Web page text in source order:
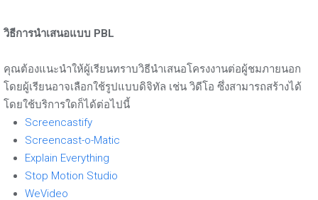
วิธีการนำเสนอแบบ PBL
คุณต้องแนะนำให้ผู้เรียนทราบวิธีนำเสนอโครงงานต่อผู้ชมภายนอก
โดยผู้เรียนอาจเลือกใช้รูปแบบดิจิทัล เช่น วิดีโอ ซึ่งสามารถสร้างได้
โดยใช้บริการใดก็ได้ต่อไปนี้
Screencastify
Screencast-o-Matic
Explain Everything
Stop Motion Studio
WeVideo